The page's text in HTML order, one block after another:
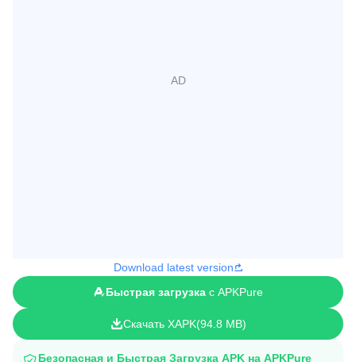
Download latest version
Быстрая загрузка с APKPure
Скачать XAPK 94.8 MB
Безопасная и Быстрая Загрузка APK на APKPure